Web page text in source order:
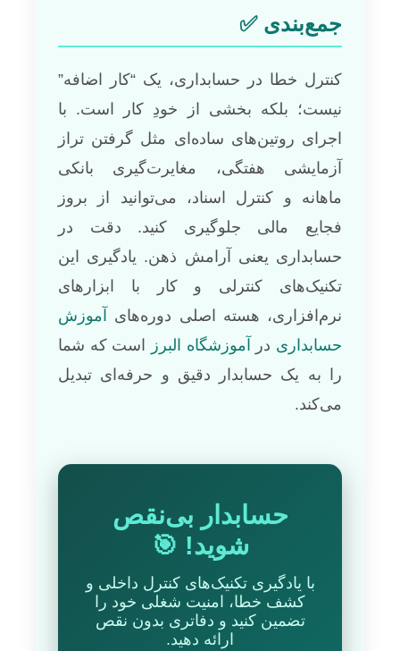
جمع‌بندی ✅
کنترل خطا در حسابداری، یک “کار اضافه”
نیست؛ بلکه بخشی از خودِ کار است. با
اجرای روتین‌های ساده‌ای مثل گرفتن تراز
آزمایشی هفتگی، مغایرت‌گیری بانکی
ماهانه و کنترل اسناد، می‌توانید از بروز
فجایع مالی جلوگیری کنید. دقت در
حسابداری یعنی آرامش ذهن. یادگیری این
تکنیک‌های کنترلی و کار با ابزارهای
نرم‌افزاری، هسته اصلی دوره‌های
آموزش
حسابداری در آموزشگاه البرز
است که شما
را به یک حسابدار دقیق و حرفه‌ای تبدیل
می‌کند.
حسابدار بی‌نقص
شوید! 🎯
با یادگیری تکنیک‌های کنترل داخلی و
کشف خطا، امنیت شغلی خود را
تضمین کنید و دفاتری بدون نقص
ارائه دهید.